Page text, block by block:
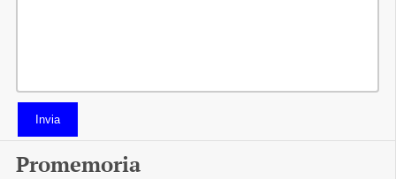
Invia
Promemoria